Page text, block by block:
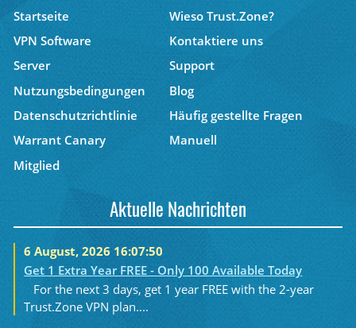
Startseite
Wieso Trust.Zone?
VPN Software
Kontaktiere uns
Server
Support
Nutzungsbedingungen
Blog
Datenschutzrichtlinie
Häufig gestellte Fragen
Warrant Canary
Manuell
Mitglied
Aktuelle Nachrichten
6 August, 2026 16:07:50
Get 1 Extra Year FREE - Only 100 Available Today
For the next 3 days, get 1 year FREE with the 2-year
Trust.Zone VPN plan....